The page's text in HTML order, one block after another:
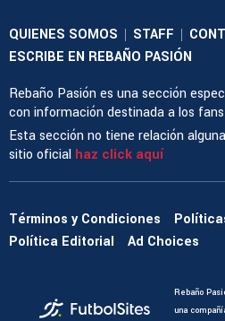
QUIENES SOMOS | STAFF |
ESCRIBE EN REBAÑO PASIÓN
Rebaño Pasión es una sección
con información destinada a los fans
Esta sección no tiene relación
sitio oficial haz click aquí
Términos y Condiciones
Política Editorial
Ad Choices
Rebaño
una